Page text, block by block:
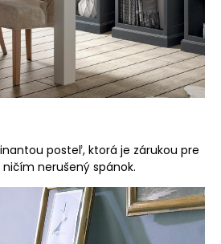
posteľ, ktorá je zárukou pre
nerušený spánok.